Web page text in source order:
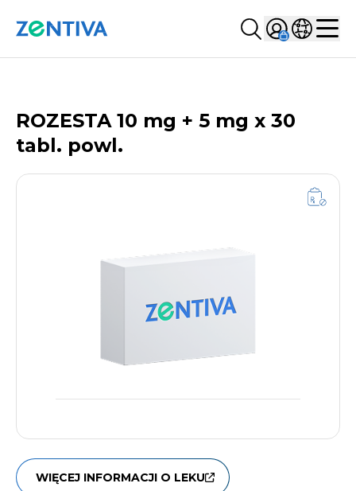
Szukaj...
Sign inWybierz
ROZESTA 10 mg + 5 mg x 30
tabl. powl.
WIĘCEJ INFORMACJI O LEKU